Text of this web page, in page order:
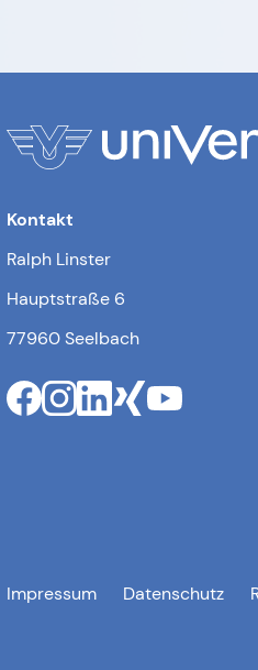
Kontakt
Ralph Linster
Hauptstraße 6
77960 Seelbach
Impressum Datenschutz